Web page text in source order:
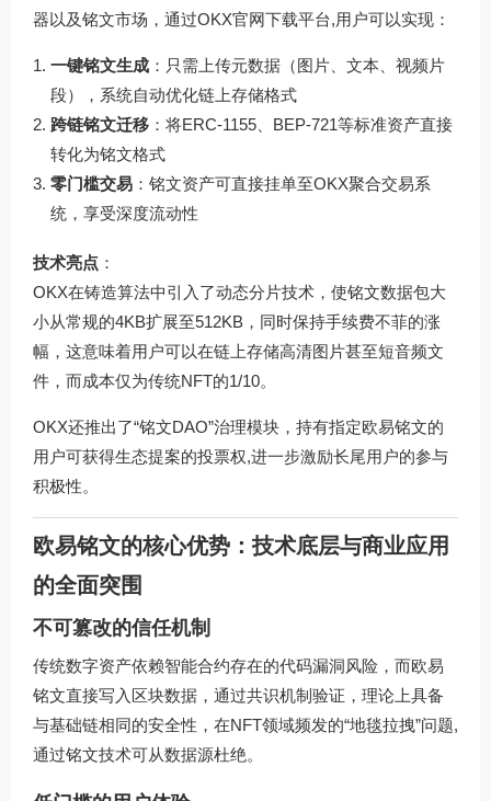
器以及铭文市场，通过OKX官网下载平台,用户可以实现：
一键铭文生成 ：只需上传元数据（图片、文本、视频片
段），系统自动优化链上存储格式
跨链铭文迁移 ：将ERC-1155、BEP-721等标准资产直接
转化为铭文格式
零门槛交易 ：铭文资产可直接挂单至OKX聚合交易系
统，享受深度流动性
技术亮点 ：
OKX在铸造算法中引入了动态分片技术，使铭文数据包大
小从常规的4KB扩展至512KB，同时保持手续费不菲的涨
幅，这意味着用户可以在链上存储高清图片甚至短音频文
件，而成本仅为传统NFT的1/10。
OKX还推出了“铭文DAO”治理模块，持有指定欧易铭文的
用户可获得生态提案的投票权,进一步激励长尾用户的参与
积极性。
欧易铭文的核心优势：技术底层与商业应用
的全面突围
不可篡改的信任机制
传统数字资产依赖智能合约存在的代码漏洞风险，而欧易
铭文直接写入区块数据，通过共识机制验证，理论上具备
与基础链相同的安全性，在NFT领域频发的“地毯拉拽”问题,
通过铭文技术可从数据源杜绝。